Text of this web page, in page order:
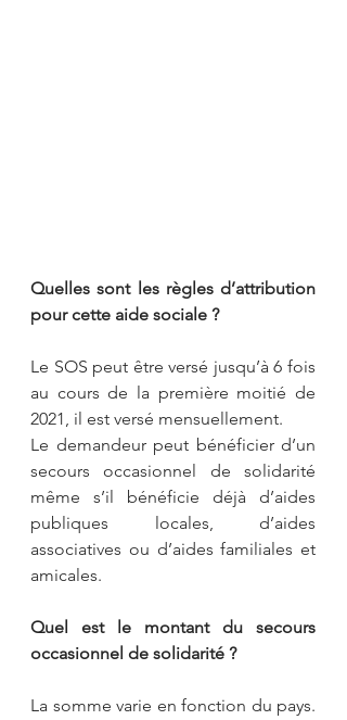
Quelles sont les règles d’attribution
pour cette aide sociale ?
Le SOS peut être versé jusqu’à 6 fois
au cours de la première moitié de
2021, il est versé mensuellement.
Le demandeur peut bénéficier d’un
secours occasionnel de solidarité
même s’il bénéficie déjà d’aides
publiques locales, d’aides
associatives ou d’aides familiales et
amicales.
Quel est le montant du secours
occasionnel de solidarité ?
La somme varie en fonction du pays.